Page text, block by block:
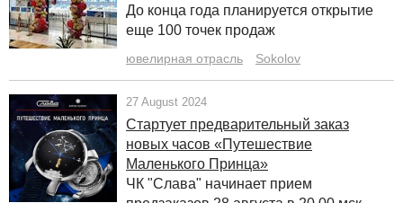
До конца года планируется открытие
еще 100 точек продаж
ювелирная отрасль Sokolov
27 August 2024
Стартует предварительный заказ
новых часов «Путешествие
Маленького Принца»
ЧК "Слава" начинает прием